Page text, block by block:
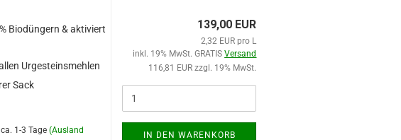
Biodüngern & aktiviert
Urgesteinsmehlen
Sack
ca. 1-3 Tage (Ausland
139,00 EUR
2,32 EUR pro L
inkl. 19% MwSt. GRATISVersand
116,81 EUR zzgl. 19% MwSt.
IN DEN WARENKORB